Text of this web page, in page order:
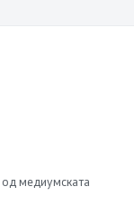
медиумската